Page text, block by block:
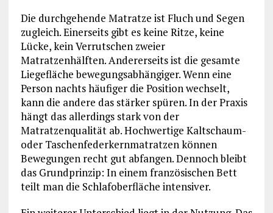
Die durchgehende Matratze ist Fluch und Segen
zugleich. Einerseits gibt es keine Ritze, keine
Lücke, kein Verrutschen zweier
Matratzenhälften. Andererseits ist die gesamte
Liegefläche bewegungsabhängiger. Wenn eine
Person nachts häufiger die Position wechselt,
kann die andere das stärker spüren. In der Praxis
hängt das allerdings stark von der
Matratzenqualität ab. Hochwertige Kaltschaum-
oder Taschenfederkernmatratzen können
Bewegungen recht gut abfangen. Dennoch bleibt
das Grundprinzip: In einem französischen Bett
teilt man die Schlafoberfläche intensiver.